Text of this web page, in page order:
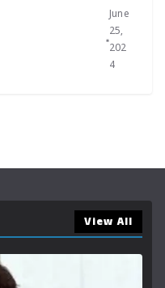
June
25,
202
4
View All